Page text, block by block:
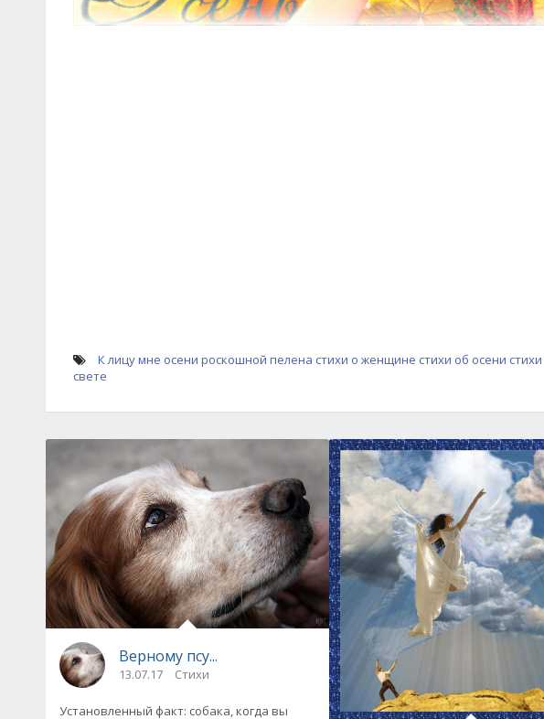
К лицу мне осени роскошной пелена стихи о женщине стихи об осени
свете
Верному псу...
13.07.17 Стихи
Установленный факт: собака, когда вы